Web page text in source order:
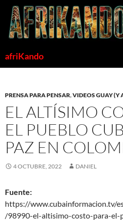
Saltar
contenido
afriKando
PRENSA PARA PENSAR,VIDEOS GUAY (Y
EL ALTÍSIMO
EL PUEBLO
PAZ EN
4 OCTUBRE, 2022 DANIEL
Fuente:
https://www.cubainformacion.tv/
/98990-el-altisimo-costo-para-el-